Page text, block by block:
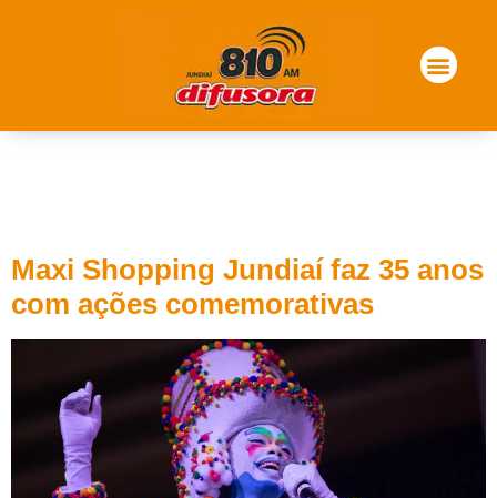
Maxi Shopping Jundiaí faz 35 anos
com ações comemorativas